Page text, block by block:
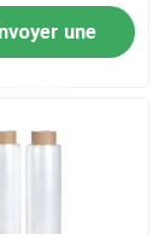
de papier
de noyau
une